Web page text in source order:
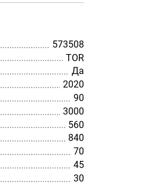
573508
TOR
Да
2020
90
3000
560
840
70
45
30